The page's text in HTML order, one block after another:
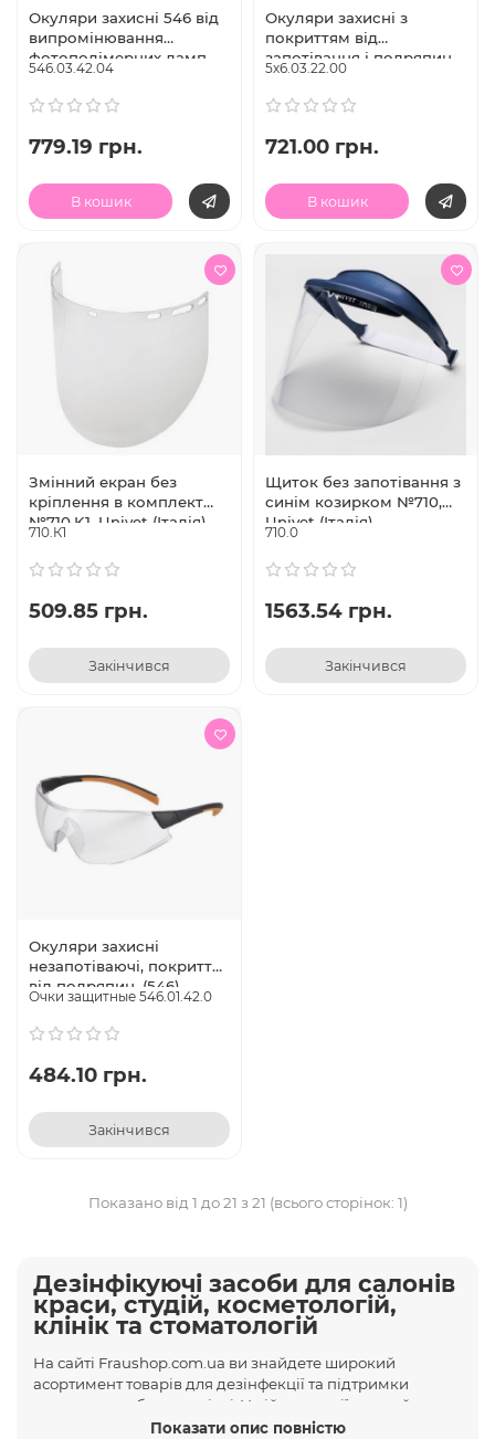
Окуляри захисні 546 від
випромінювання
фотополімерних ламп,
Univet (Італія)
546.03.42.04
779.19 грн.
В кошик
Окуляри захисні з
покриттям від
запотівання і подряпин,
гнучка оправа, модель
5х6.03.22.00, Univet
(Італія)
5х6.03.22.00
721.00 грн.
В кошик
Змінний екран без
кріплення в комплект
№710.K1, Univet (Італія)
710.К1
509.85 грн.
Закінчився
Щиток без запотівання з
синім козирком №710,
Univet (Італія)
710.0
1563.54 грн.
Закінчився
Окуляри захисні
незапотіваючі, покриття
від подряпин, (546),
Univet (Італія)
Очки защитные 546.01.42.0
484.10 грн.
Закінчився
Показано від 1 до 21 з 21 (всього сторінок: 1)
Дезінфікуючі засоби для салонів
краси, студій, косметологій,
клінік та стоматологій
На сайті Fraushop.com.ua ви знайдете широкий
асортимент товарів для дезінфекції та підтримки
чистоти на робочому місці. У цій категорії ви знайдете:
Показати опис повністю
Показати опис повністю